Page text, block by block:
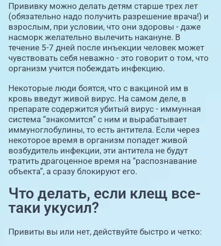
Прививку можно делать детям старше трех лет
(обязательно надо получить разрешение врача!) и
взрослым, при условии, что они здоровы - даже
насморк желательно вылечить накануне. В
течение 5-7 дней после инъекции человек может
чувствовать себя неважно - это говорит о том, что
организм учится побеждать инфекцию.
Некоторые люди боятся, что с вакциной им в
кровь введут живой вирус. На самом деле, в
препарате содержится убитый вирус - иммунная
система “знакомится” с ним и вырабатывает
иммуноглобулины, то есть антитела. Если через
некоторое время в организм попадет живой
возбудитель инфекции, эти антитела не будут
тратить драгоценное время на “распознавание
объекта”, а сразу блокируют его.
Что делать, если клещ все-
таки укусил?
Привиты вы или нет, действуйте быстро и четко: